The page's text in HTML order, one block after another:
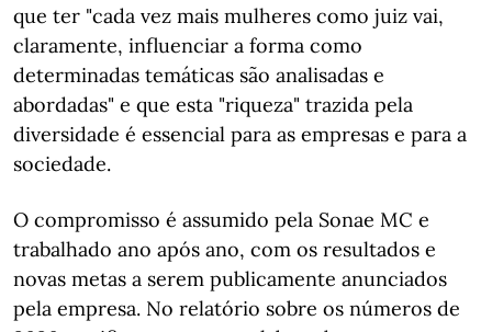
que ter "cada vez mais mulheres como juiz vai,
claramente, influenciar a forma como
determinadas temáticas são analisadas e
abordadas" e que esta "riqueza" trazida pela
diversidade é essencial para as empresas e para a
sociedade.
O compromisso é assumido pela Sonae MC e
trabalhado ano após ano, com os resultados e
novas metas a serem publicamente anunciados
pela empresa. No relatório sobre os números de